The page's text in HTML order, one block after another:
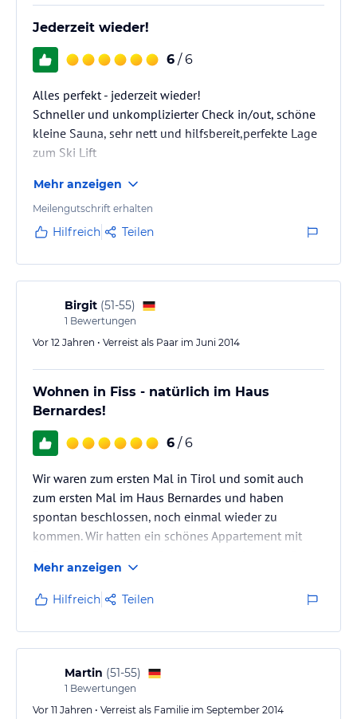
Jederzeit wieder!
6 / 6
Alles perfekt - jederzeit wieder!
Schneller und unkomplizierter Check in/out, schöne
kleine Sauna, sehr nett und hilfsbereit,perfekte Lage
zum Ski Lift
Mehr anzeigen
Meilengutschrift erhalten
Hilfreich Teilen
Birgit (51-55)
1 Bewertungen
Vor 12 Jahren • Verreist als Paar im Juni 2014
Wohnen in Fiss - natürlich im Haus
Bernardes!
6 / 6
Wir waren zum ersten Mal in Tirol und somit auch
zum ersten Mal im Haus Bernardes und haben
spontan beschlossen, noch einmal wieder zu
kommen. Wir hatten ein schönes Appartement mit
Bad mit Dusche, Bettwäsche und Handtücher
inclusive, für den, der friert - extra Bettdecken und
Kopfkissen, Wohnküche mit Eßecke und Ecksofa mit
Couchtisch. In der Küche war alles vorhanden, was
das Herz begehrt: Herd, Mikrowelle, Radio/CD-Player,
Spülmaschine, Flachbildfernseher in Küche…
Mehr anzeigen
Hilfreich Teilen
Martin (51-55)
1 Bewertungen
Vor 11 Jahren • Verreist als Familie im September 2014